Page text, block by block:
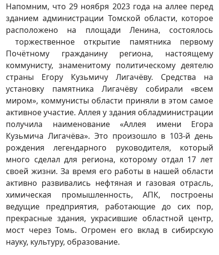
Напомним, что 29 ноября 2023 года на аллее перед
зданием администрации Томской области, которое
расположено на площади Ленина, состоялось
торжественное открытие памятника первому
Почётному гражданину региона, настоящему
коммунисту, знаменитому политическому деятелю
страны Егору Кузьмичу Лигачёву. Средства на
установку памятника Лигачёву собирали «всем
миром», коммунисты области приняли в этом самое
активное участие. Аллея у здания обладминистрации
получила наименование «Аллея имени Егора
Кузьмича Лигачёва». Это произошло в 103-й день
рождения легендарного руководителя, который
много сделал для региона, которому отдал 17 лет
своей жизни. За время его работы в нашей области
активно развивались нефтяная и газовая отрасль,
химическая промышленность, АПК, построены
ведущие предприятия, работающие до сих пор,
прекрасные здания, украсившие областной центр,
мост через Томь. Огромен его вклад в сибирскую
науку, культуру, образование.